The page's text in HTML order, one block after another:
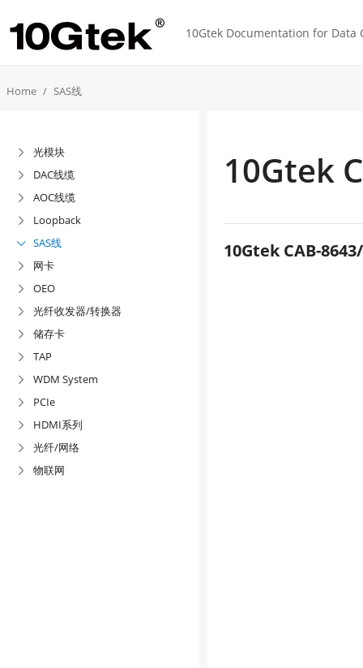
10Gtek Documentation for Data
Home SAS线
 光模块
 DAC线缆
 AOC线缆
 Loopback
 SAS线
 网卡
 OEO
 光纤收发器/转换器
 储存卡
 TAP
 WDM System
 PCIe
 HDMI系列
 光纤/网络
 物联网
10Gtek
10Gtek CAB-